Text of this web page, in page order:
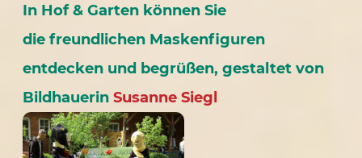
In Hof & Garten können Sie
die freundlichen Maskenfiguren
entdecken und begrüßen, gestaltet von
Bildhauerin Susanne Siegl